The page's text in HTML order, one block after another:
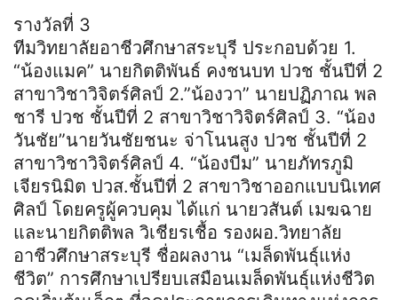
รางวัลที่ 3
ทีมวิทยาลัยอาชีวศึกษาสระบุรี ประกอบด้วย 1.
“น้องแมค” นายกิตติพันธ์ คงชนบท ปวช ชั้นปีที่ 2
สาขาวิชาวิจิตร์ศิลป์ 2.”น้องวา” นายปฏิภาณ พล
ชารี ปวช ชั้นปีที่ 2 สาขาวิชาวิจิตร์ศิลป์ 3. “น้อง
วันชัย”นายวันชัยชนะ จ่าโนนสูง ปวช ชั้นปีที่ 2
สาขาวิชาวิจิตร์ศิลป์ 4. “น้องบีม” นายภัทรภูมิ
เจียรนิมิต ปวส.ชั้นปีที่ 2 สาขาวิชาออกแบบนิเทศ
ศิลป์ โดยครูผู้ควบคุม ได้แก่ นายวสันต์ เมฆฉาย
และนายกิตติพล วิเชียรเชื้อ รองผอ.วิทยาลัย
อาชีวศึกษาสระบุรี ชื่อผลงาน “เมล็ดพันธุ์แห่ง
ชีวิต” การศึกษาเปรียบเสมือนเมล็ดพันธุ์แห่งชีวิต